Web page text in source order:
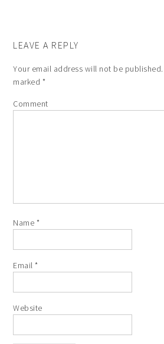
LEAVE A REPLY
Your email address will not be published.
marked *
Comment
Name *
Email*
Website